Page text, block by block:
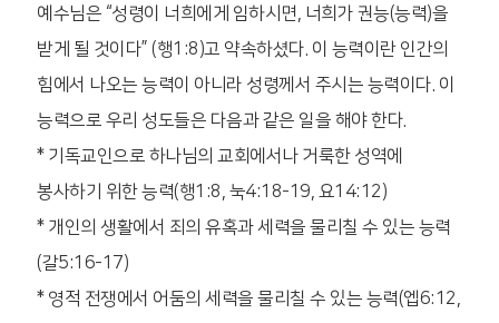
예수님은 “성령이 너희에게 임하시면, 너희가 권능(능력)을
받게 될 것이다” (행1:8)고 약속하셨다. 이 능력이란 인간의
힘에서 나오는 능력이 아니라 성령께서 주시는 능력이다. 이
능력으로 우리 성도들은 다음과 같은 일을 해야 한다.
* 기독교인으로 하나님의 교회에서나 거룩한 성역에
봉사하기 위한 능력(행1:8, 눅4:18-19, 요14:12)
* 개인의 생활에서 죄의 유혹과 세력을 물리칠 수 있는 능력
(갈5:16-17)
* 영적 전쟁에서 어둠의 세력을 물리칠 수 있는 능력(엡6:12,